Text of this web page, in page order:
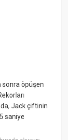
sonra öpüşen
Jack çiftinin
saniye